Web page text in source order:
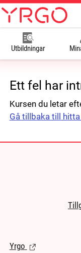
Utbildningar
Ett fel har
Kursen du letar
Gå tillbaka till
Yrgo (Länk till extern